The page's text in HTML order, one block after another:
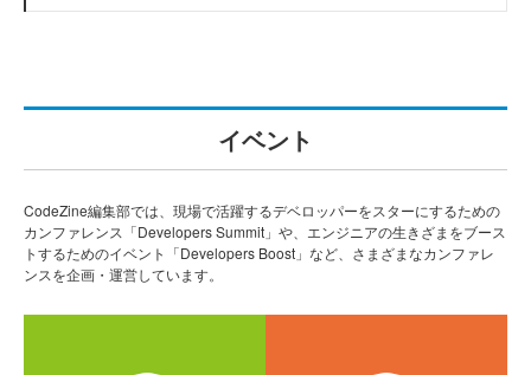
イベント
CodeZine編集部では、現場で活躍するデベロッパーをスターにするための
カンファレンス「Developers Summit」や、エンジニアの生きざまをブース
トするためのイベント「Developers Boost」など、さまざまなカンファレ
ンスを企画・運営しています。